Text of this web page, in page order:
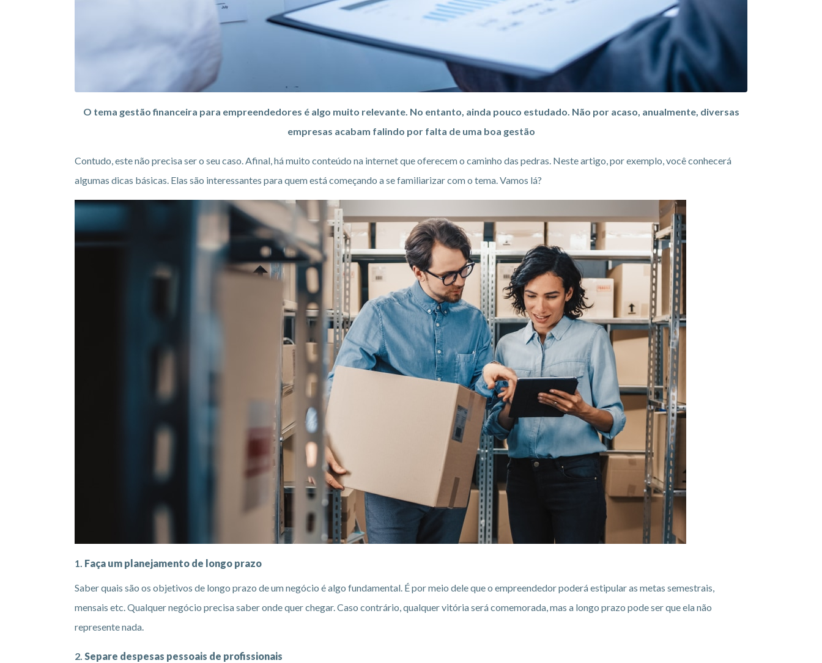
O tema gestão financeira para empreendedores é algo muito relevante. No entanto, ainda pouco estudado. Não por acaso, anualmente, diversas
empresas acabam falindo por falta de uma boa gestão
Contudo, este não precisa ser o seu caso. Afinal, há muito conteúdo na internet que oferecem o caminho das pedras. Neste artigo, por exemplo, você conhecerá
algumas dicas básicas. Elas são interessantes para quem está começando a se familiarizar com o tema. Vamos lá?
1. Faça um planejamento de longo prazo
Saber quais são os objetivos de longo prazo de um negócio é algo fundamental. É por meio dele que o empreendedor poderá estipular as metas semestrais,
mensais etc. Qualquer negócio precisa saber onde quer chegar. Caso contrário, qualquer vitória será comemorada, mas a longo prazo pode ser que ela não
represente nada.
2. Separe despesas pessoais de profissionais